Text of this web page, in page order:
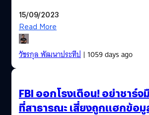
15/09/2023
Read More
วัชรกุล พัฒนาประทีป| 1059 days ago
FBI ออกโรงเตือน! อย่าชาร์จ
ที่สาธารณะ เสี่ยงถูกแฮกข้อมู